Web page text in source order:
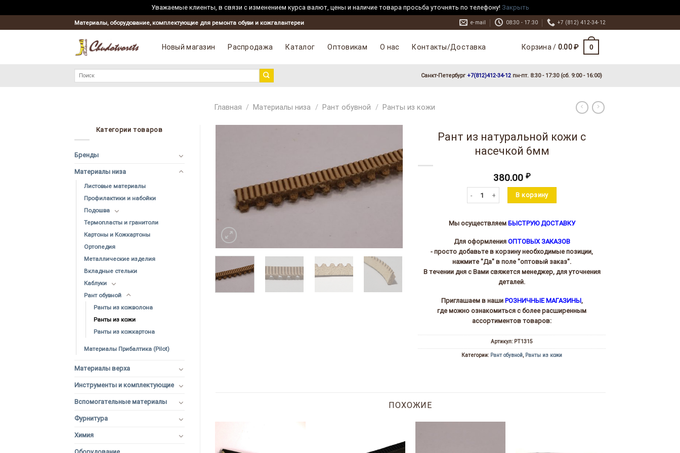
Уважаемые клиенты, в связи с изменением курса валют, цены и наличие товара просьба уточнять по телефону! Закрыть
to
Материалы, оборудование, комплектующие для ремонта обуви и кожгалантереи e-mail 08:30 - 17:30 +7 (812) 412-34-12
Новый магазин Распродажа Каталог Оптовикам О нас Контакты/Доставка Корзина / 0.00₽ 0
Искать:
Санкт-Петербург +7(812)412-34-12 пн-пт. 8:30 - 17:30 (сб. 9:00 - 16:00)
Главная / Материалы низа / Рант обувной / Ранты из кожи
Категории товаров
Бренды
Материалы низа
Листовые материалы
Профилактики и набойки
Подошва
Термопласты и гранитоли
Картоны и Кожкартоны
Ортопедия
Металлические изделия
Вкладные стельки
Каблуки
Рант обувной
Ранты из кожволона
Ранты из кожи
Ранты из кожкартона
Материалы Прибалтика (Pilot)
Материалы верха
Инструменты и комплектующие
Вспомогательные материалы
Фурнитура
Химия
Рант из натуральной кожи с
насечкой 6мм
380.00 ₽
Количество товара Рант из натуральной кожи с насечкой 6мм
В корзину
Мы осуществляем БЫСТРУЮ ДОСТАВКУ
Для оформления ОПТОВЫХ ЗАКАЗОВ
- просто добавьте в корзину необходимые позиции,
нажмите "Да" в поле "оптовый заказ".
В течении дня с Вами свяжется менеджер, для уточнения
деталей.
Приглашаем в наши РОЗНИЧНЫЕ МАГАЗИНЫ,
где можно ознакомиться с более расширенным
ассортиментов товаров:
Артикул: РТ1315
Категории: Рант обувной, Ранты из кожи
ПОХОЖИЕ